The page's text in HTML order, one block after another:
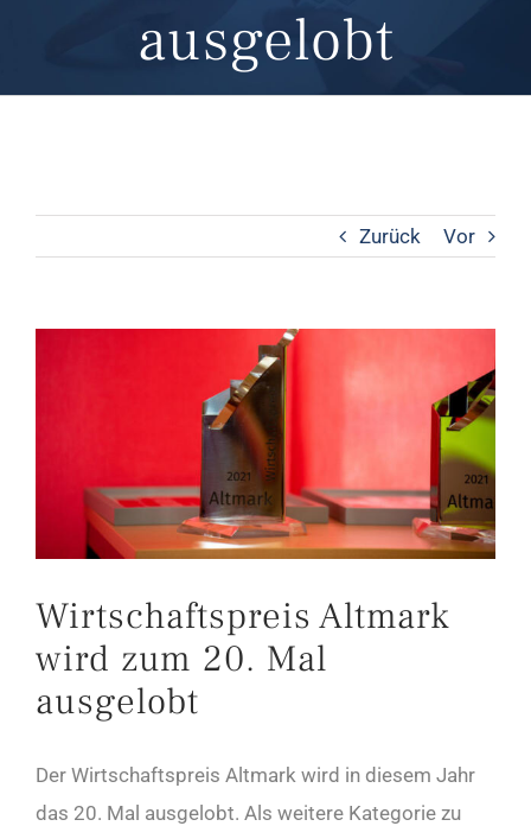
ausgelobt
Zurück Vor
Wirtschaftspreis Altmark
wird zum 20. Mal
ausgelobt
Der Wirtschaftspreis Altmark wird in diesem Jahr
das 20. Mal ausgelobt. Als weitere Kategorie zu